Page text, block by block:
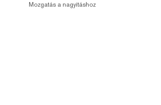
Mozgatás a nagyításhoz